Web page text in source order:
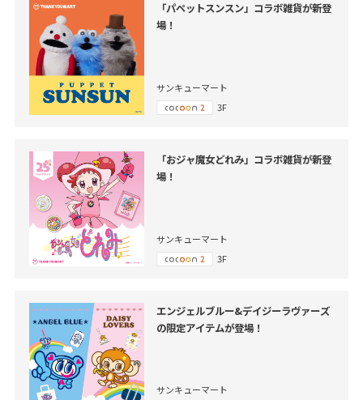
「パペットスンスン」コラボ雑貨が新登
場！
サンキューマート
3F
「おジャ魔女どれみ」コラボ雑貨が新登
場！
サンキューマート
3F
エンジェルブルー&デイジーラヴァーズ
の限定アイテムが登場！
サンキューマート